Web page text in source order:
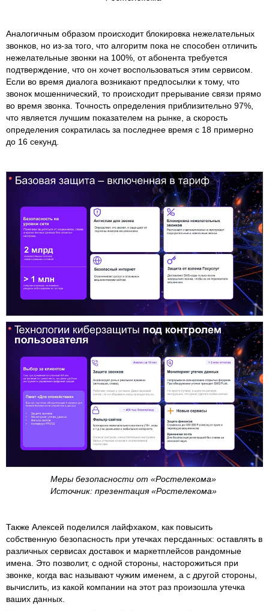
Аналогичным образом происходит блокировка нежелательных
звонков, но из-за того, что алгоритм пока не способен отличить
нежелательные звонки на 100%, от абонента требуется
подтверждение, что он хочет воспользоваться этим сервисом.
Если во время диалога возникают предпосылки к тому, что
звонок мошеннический, то происходит прерывание связи прямо
во время звонка. Точность определения приблизительно 97%,
что является лучшим показателем на рынке, а скорость
определения сократилась за последнее время с 18 примерно
до 16 секунд.
Меры безопасности от «Ростелекома»
Источник: презентация «Ростелекома»
Также Алексей поделился лайфхаком, как повысить
собственную безопасность при утечках персданных: оставлять в
различных сервисах доставок и маркетплейсов рандомные
имена. Это позволит, с одной стороны, насторожиться при
звонке, когда вас называют чужим именем, а с другой стороны,
вычислить, из какой компании на этот раз произошла утечка
ваших данных.